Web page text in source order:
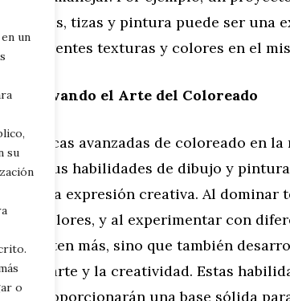
un
su
o
colores, tizas y pintura puede ser una
diferentes texturas y colores en el
Elevando el Arte del Coloreado
técnicas avanzadas de coloreado en
sus habilidades de dibujo y
en la expresión creativa. Al dominar
de colores, y al experimentar con
divierten más, sino que también
el arte y la creatividad. Estas
les proporcionarán una base sólida